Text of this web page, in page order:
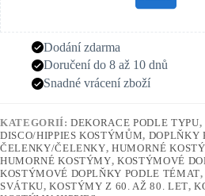
Dodání zdarma
Doručení do 8 až 10 dnů
Snadné vrácení zboží
KATEGORIÍ:DEKORACE PODLE TYPU,
DISCO/HIPPIES KOSTÝMŮM, DOPLŇKY
ČELENKY/ČELENKY,HUMORNÉ
HUMORNÉ KOSTÝMY,KOSTÝMOVÉ
KOSTÝMOVÉ DOPLŇKY PODLE TÉMAT
SVÁTKU,KOSTÝMY Z 60. AŽ 80. LET,